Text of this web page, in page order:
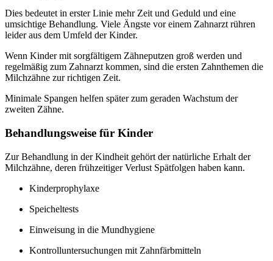
Dies bedeutet in erster Linie mehr Zeit und Geduld und eine
umsichtige Behandlung. Viele Ängste vor einem Zahnarzt rühren
leider aus dem Umfeld der Kinder.
Wenn Kinder mit sorgfältigem Zähneputzen groß werden und
regelmäßig zum Zahnarzt kommen, sind die ersten Zahnthemen die
Milchzähne zur richtigen Zeit.
Minimale Spangen helfen später zum geraden Wachstum der
zweiten Zähne.
Behandlungsweise für Kinder
Zur Behandlung in der Kindheit gehört der natürliche Erhalt der
Milchzähne, deren frühzeitiger Verlust Spätfolgen haben kann.
Kinderprophylaxe
Speicheltests
Einweisung in die Mundhygiene
Kontrolluntersuchungen mit Zahnfärbmitteln